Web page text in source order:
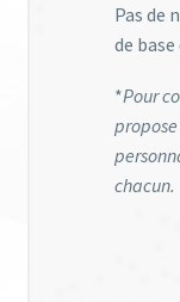
Pas de
de
*Pour
chacun.